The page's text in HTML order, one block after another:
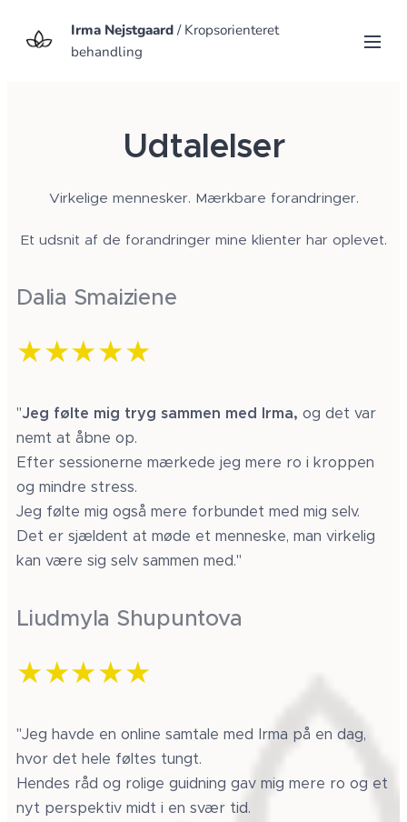
Irma Nejstgaard / Kropsorienteret
behandling
Udtalelser
Virkelige mennesker. Mærkbare forandringer.
Et udsnit af de forandringer mine klienter har oplevet.
Dalia Smaiziene
★★★★★
"Jeg følte mig tryg sammen med Irma, og det var
nemt at åbne op.
Efter sessionerne mærkede jeg mere ro i kroppen
og mindre stress.
Jeg følte mig også mere forbundet med mig selv.
Det er sjældent at møde et menneske, man virkelig
kan være sig selv sammen med."
Liudmyla Shupuntova
★★★★★
"Jeg havde en online samtale med Irma på en dag,
hvor det hele føltes tungt.
Hendes råd og rolige guidning gav mig mere ro og et
nyt perspektiv midt i en svær tid.